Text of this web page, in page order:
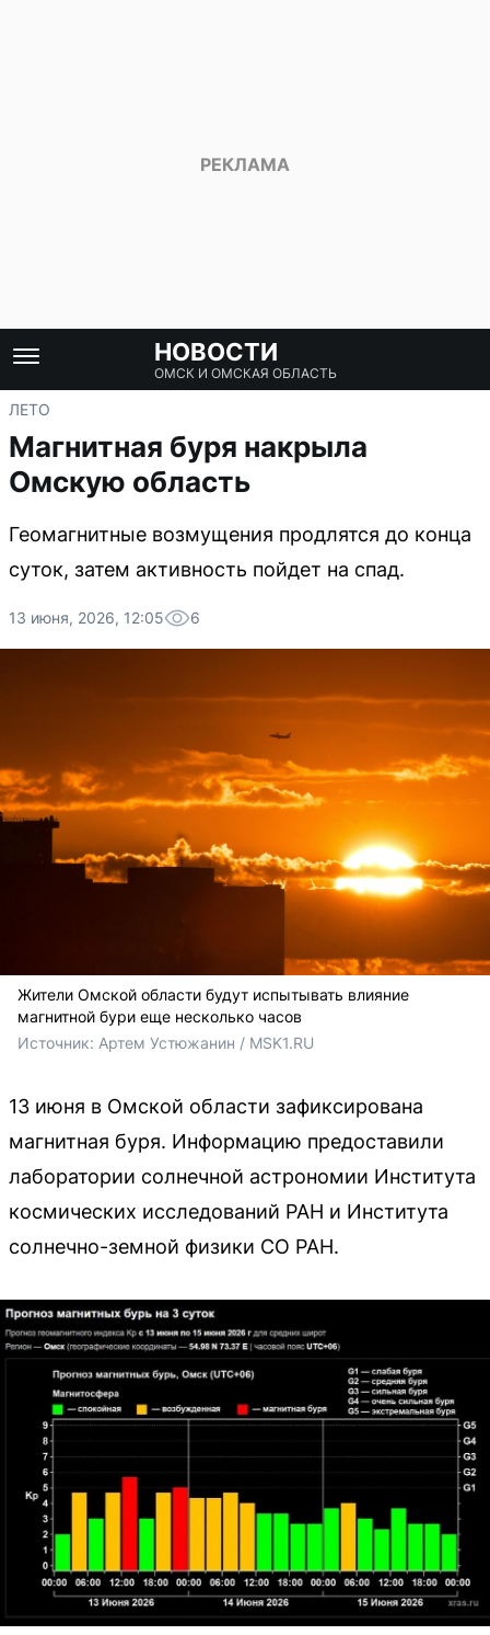
НОВОСТИ
ОМСК И ОМСКАЯ ОБЛАСТЬ
ЛЕТО
Магнитная буря накрыла
Омскую область
Геомагнитные возмущения продлятся до конца
суток, затем активность пойдет на спад.
13 июня, 2026, 12:05 6
Жители Омской области будут испытывать влияние
магнитной бури еще несколько часов
Источник: Артем Устюжанин / MSK1.RU
13 июня в Омской области зафиксирована
магнитная буря. Информацию предоставили
лаборатории солнечной астрономии Института
космических исследований РАН и Института
солнечно-земной физики СО РАН.